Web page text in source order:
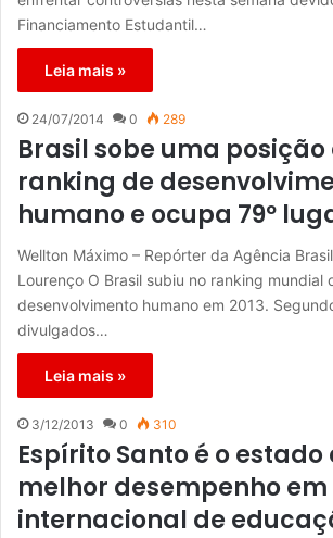
Financiamento Estudantil…
Leia mais »
24/07/2014 0 289
Brasil sobe uma posição
ranking de
humano e ocupa 79º
Wellton Máximo – Repórter da Agência
Lourenço O Brasil subiu no ranking mundial
desenvolvimento humano em 2013.
divulgados…
Leia mais »
3/12/2013 0 310
Espírito Santo é o estado
melhor desempenho
internacional de